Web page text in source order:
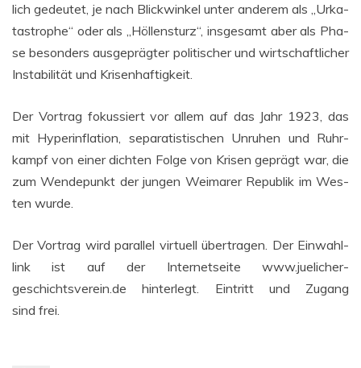
lich gedeu­tet, je nach Blick­win­kel unter ande­rem als „Urka­
ta­stro­phe“ oder als „Höl­len­sturz“, ins­ge­samt aber als Pha­
se beson­ders aus­ge­präg­ter poli­ti­scher und wirt­schaft­li­cher
Insta­bi­li­tät und Krisenhaftigkeit.
Der Vor­trag fokus­siert vor allem auf das Jahr 1923, das
mit Hyper­in­fla­ti­on, sepa­ra­tis­ti­schen Unru­hen und Ruhr­
kampf von einer dich­ten Fol­ge von Kri­sen geprägt war, die
zum Wen­de­punkt der jun­gen Wei­ma­rer Repu­blik im Wes­
ten wurde.
Der Vor­trag wird par­al­lel vir­tu­ell über­tra­gen. Der Ein­wahl­
link ist auf der Inter­net­sei­te www.juelicher-
geschichtsverein.de hin­ter­legt. Ein­tritt und Zugang
sind frei.